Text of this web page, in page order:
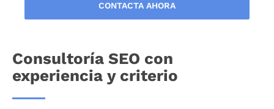
CONTACTA AHORA
Consultoría SEO con
experiencia y criterio